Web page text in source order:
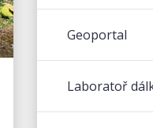
Geoportal
Laboratoř